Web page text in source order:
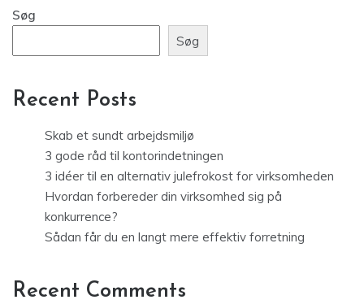
Søg
Søg
Recent Posts
Skab et sundt arbejdsmiljø
3 gode råd til kontorindetningen
3 idéer til en alternativ julefrokost for virksomheden
Hvordan forbereder din virksomhed sig på
konkurrence?
Sådan får du en langt mere effektiv forretning
Recent Comments